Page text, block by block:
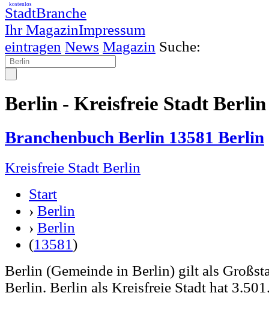
StadtBranche
Ihr MagazinImpressum
kostenlos
eintragen News Magazin Suche:
Berlin - Kreisfreie Stadt
Branchenbuch Berlin 13581 Berlin
Kreisfreie Stadt Berlin
Start
› Berlin
› Berlin
(13581)
Berlin (Gemeinde in Berlin) gilt als
Berlin. Berlin als Kreisfreie Stadt hat